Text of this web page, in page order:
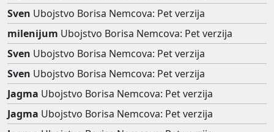
Sven Ubojstvo Borisa Nemcova: Pet verzija
milenijum Ubojstvo Borisa Nemcova: Pet verzija
Sven Ubojstvo Borisa Nemcova: Pet verzija
Sven Ubojstvo Borisa Nemcova: Pet verzija
Jagma Ubojstvo Borisa Nemcova: Pet verzija
Jagma Ubojstvo Borisa Nemcova: Pet verzija